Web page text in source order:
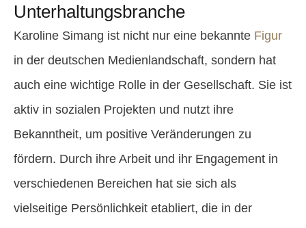
Unterhaltungsbranche
Karoline Simang ist nicht nur eine bekannte Figur
in der deutschen Medienlandschaft, sondern hat
auch eine wichtige Rolle in der Gesellschaft. Sie ist
aktiv in sozialen Projekten und nutzt ihre
Bekanntheit, um positive Veränderungen zu
fördern. Durch ihre Arbeit und ihr Engagement in
verschiedenen Bereichen hat sie sich als
vielseitige Persönlichkeit etabliert, die in der